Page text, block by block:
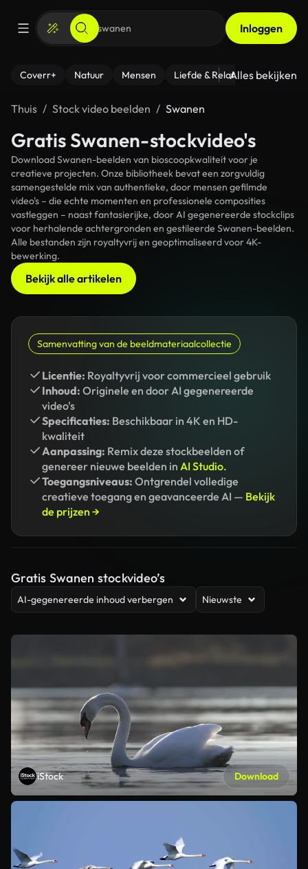
Inloggen
Coverr+ Natuur Mensen Liefde & Relaties - Fitness
Alles bekijken
Thuis Stock video beelden Swanen
Gratis Swanen-stockvideo's
Download Swanen-beelden van bioscoopkwaliteit voor je
creatieve projecten. Onze bibliotheek bevat een zorgvuldig
samengestelde mix van authentieke, door mensen gefilmde
video's – die echte momenten en professionele composities
vastleggen – naast fantasierijke, door AI gegenereerde stockclips
voor herhalende achtergronden en gestileerde Swanen-beelden.
Alle bestanden zijn royaltyvrij en geoptimaliseerd voor 4K-
bewerking.
Bekijk alle artikelen
Samenvatting van de beeldmateriaalcollectie
Licentie: Royaltyvrij voor commercieel gebruik
Inhoud: Originele en door AI gegenereerde
video's
Specificaties: Beschikbaar in 4K en HD-
kwaliteit
Aanpassing: Remix deze stockbeelden of
genereer nieuwe beelden in AI Studio.
Toegangsniveaus: Ontgrendel volledige
creatieve toegang en geavanceerde AI — Bekijk
de prijzen →
Gratis Swanen stockvideo’s
AI-gegenereerde inhoud verbergen Nieuwste
iStock Download